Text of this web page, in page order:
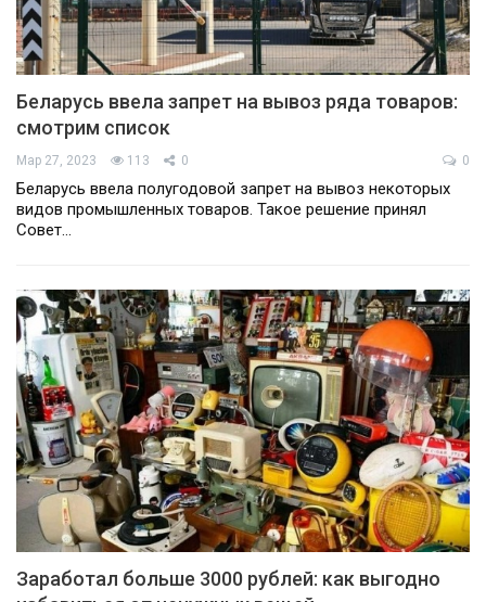
Беларусь ввела запрет на вывоз ряда товаров:
смотрим список
Мар 27, 2023 113 0 0
Беларусь ввела полугодовой запрет на вывоз некоторых
видов промышленных товаров. Такое решение принял
Совет…
Заработал больше 3000 рублей: как выгодно